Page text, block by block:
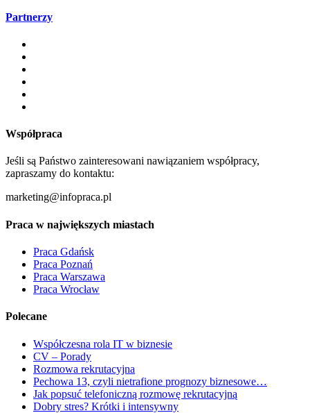
Partnerzy
Współpraca
Jeśli są Państwo zainteresowani nawiązaniem współpracy,
zapraszamy do kontaktu:
marketing@infopraca.pl
Praca w największych miastach
Praca Gdańsk
Praca Poznań
Praca Warszawa
Praca Wrocław
Polecane
Współczesna rola IT w biznesie
CV – Porady
Rozmowa rekrutacyjna
Pechowa 13, czyli nietrafione prognozy biznesowe…
Jak popsuć telefoniczną rozmowę rekrutacyjną
Dobry stres? Krótki i intensywny